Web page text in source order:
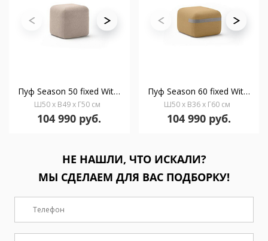
Пуф Season 50 fixed Without strap
Ш50 x В49 x Г50 см
104 990 руб.
Пуф Season 60 fixed With strap
Ш50 x В36 x Г60 см
104 990 руб.
НЕ НАШЛИ, ЧТО ИСКАЛИ?
МЫ СДЕЛАЕМ ДЛЯ ВАС ПОДБОРКУ!